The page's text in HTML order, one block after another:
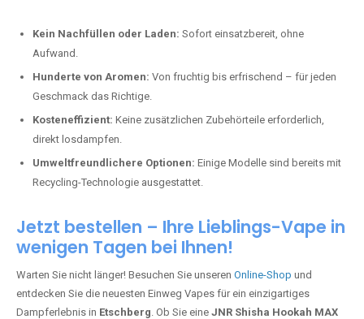
Kein Nachfüllen oder Laden: Sofort einsatzbereit, ohne
Aufwand.
Hunderte von Aromen: Von fruchtig bis erfrischend – für jeden
Geschmack das Richtige.
Kosteneffizient: Keine zusätzlichen Zubehörteile erforderlich,
direkt losdampfen.
Umweltfreundlichere Optionen: Einige Modelle sind bereits mit
Recycling-Technologie ausgestattet.
Jetzt bestellen – Ihre Lieblings-Vape in
wenigen Tagen bei Ihnen!
Warten Sie nicht länger! Besuchen Sie unseren Online-Shop und
entdecken Sie die neuesten Einweg Vapes für ein einzigartiges
Dampferlebnis in Etschberg. Ob Sie eine JNR Shisha Hookah MAX